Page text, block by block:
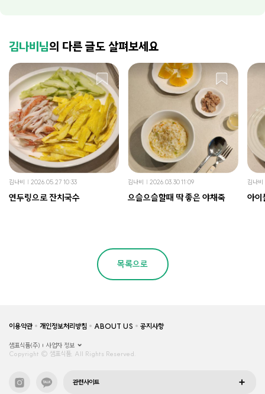
김나비님의 다른 글도 살펴보세요
김나비 2026.05.27 10:33
연두링으로 잔치국수
김나비 2026.03.30 11:09
으슬으슬할때 딱 좋은 야채죽
김나비
아이
목록으로
이용약관 개인정보처리방침 ABOUT US 공지사항
샘표식품(주)
사업자 정보
Copyright © 샘표식품, All Rights Reserved.
관련사이트